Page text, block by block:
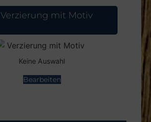
Verzierung mit Motiv
Keine Auswahl
Bearbeiten